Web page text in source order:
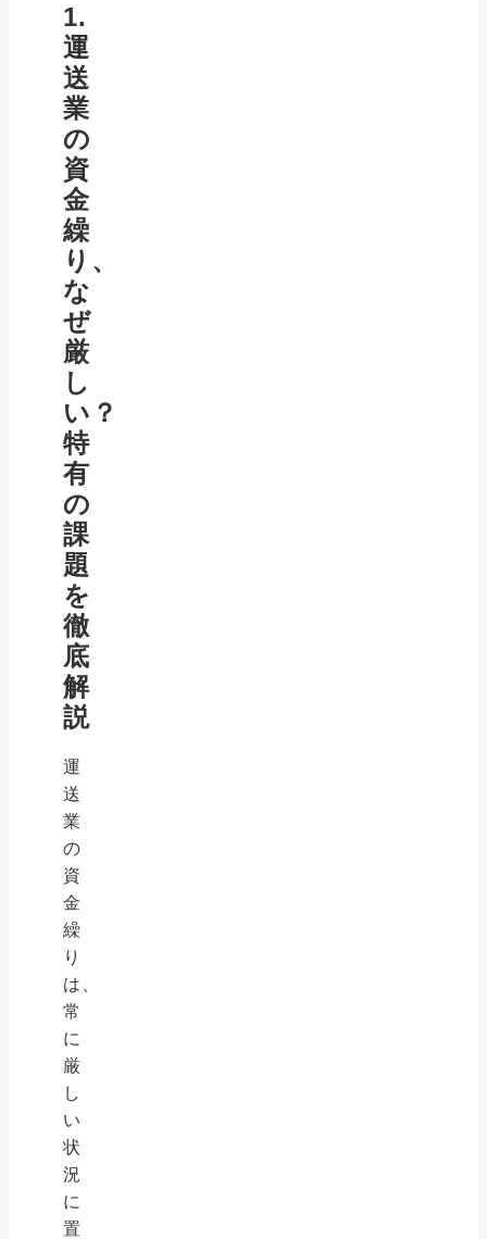
1.
運
送
業
の
資
金
繰
り、
な
ぜ
厳
し
い？
特
有
の
課
題
を
徹
底
解
説
運
送
業
の
資
金
繰
り
は、
常
に
厳
し
い
状
況
に
置